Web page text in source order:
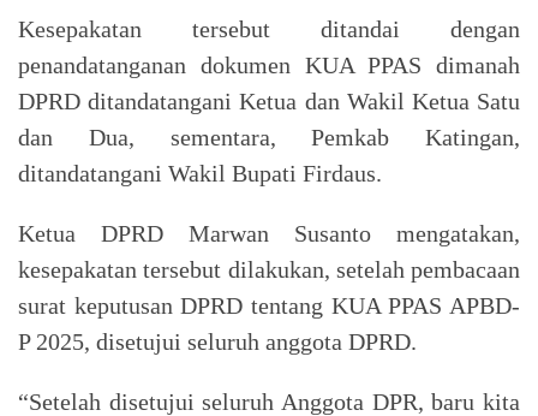
Kesepakatan tersebut ditandai dengan
penandatanganan dokumen KUA PPAS dimanah
DPRD ditandatangani Ketua dan Wakil Ketua Satu
dan Dua, sementara, Pemkab Katingan,
ditandatangani Wakil Bupati Firdaus.
Ketua DPRD Marwan Susanto mengatakan,
kesepakatan tersebut dilakukan, setelah pembacaan
surat keputusan DPRD tentang KUA PPAS APBD-
P 2025, disetujui seluruh anggota DPRD.
“Setelah disetujui seluruh Anggota DPR, baru kita